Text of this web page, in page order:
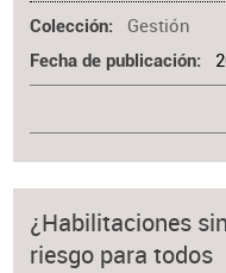
Colección Gestión
Fecha de publicación
¿Habilitaciones
riesgo para todos